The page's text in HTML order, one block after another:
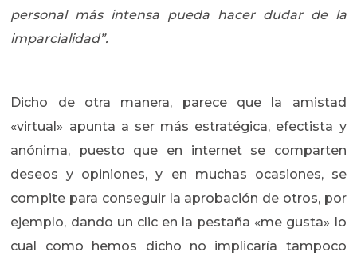
personal más intensa pueda hacer dudar de la
imparcialidad”.
Dicho de otra manera, parece que la amistad
«virtual» apunta a ser más estratégica, efectista y
anónima, puesto que en internet se comparten
deseos y opiniones, y en muchas ocasiones, se
compite para conseguir la aprobación de otros, por
ejemplo, dando un clic en la pestaña «me gusta» lo
cual como hemos dicho no implicaría tampoco